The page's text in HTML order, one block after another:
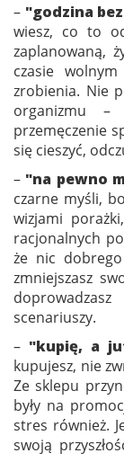
– "godzina
wiesz, co to
zaplanowaną,
czasie
zrobienia. Nie
organizmu –
przemęczenie
się cieszyć,
– "na pewno
czarne myśli,
wizjami
racjonalnych
że nic
zmniejszasz
scenariuszy.
– "kupię, a
kupujesz, nie
Ze sklepu
były na
stres również.
swoją